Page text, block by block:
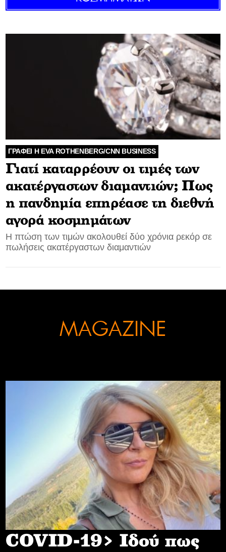
TASTELAND
TECH
DIA Y NOCHE
CONTACT
ADVERTISE
ΓΡΑΦΕΙ Η EVA ROTHENBERG/CNN BUSINESS
Γιατί καταρρέουν οι τιμές των
ακατέργαστων διαμαντιών; Πως
η πανδημία επηρέασε τη διεθνή
αγορά κοσμημάτων
Η πτώση των τιμών ακολουθεί δύο χρόνια ρεκόρ σε
πωλήσεις ακατέργαστων διαμαντιών
MAGAZINE
COVID-19> Iδού πως